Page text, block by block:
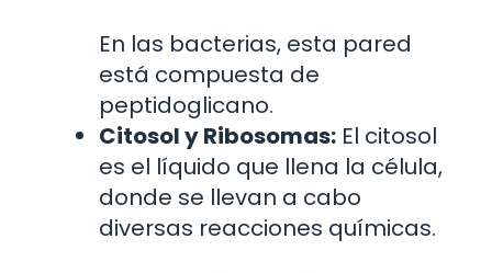
En las bacterias, esta pared
está compuesta de
peptidoglicano.
Citosol y Ribosomas: El citosol
es el líquido que llena la célula,
donde se llevan a cabo
diversas reacciones químicas.